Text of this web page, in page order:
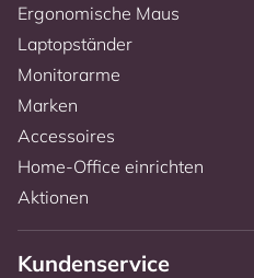
Ergonomische Maus
Laptopständer
Monitorarme
Marken
Accessoires
Home-Office einrichten
Aktionen
Kundenservice